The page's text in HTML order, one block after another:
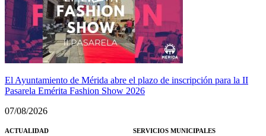
El Ayuntamiento de Mérida abre el plazo de inscripción para la II
Pasarela Emérita Fashion Show 2026
07/08/2026
ACTUALIDAD SERVICIOS MUNICIPALES